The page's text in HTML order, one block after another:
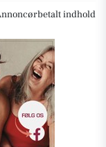
indhold